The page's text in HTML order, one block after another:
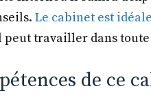
Le cabinet est
travailler dans
de ce